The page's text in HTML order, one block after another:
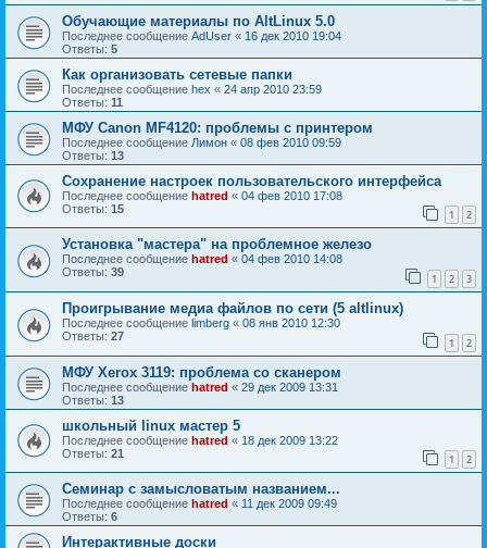
Обучающие материалы по AltLinux 5.0
Последнее сообщение AdUser « 16 дек 2010 19:04
Ответы: 5
Как организовать сетевые папки
Последнее сообщение hex « 24 апр 2010 23:59
Ответы: 11
МФУ Canon MF4120: проблемы с принтером
Последнее сообщение Лимон « 08 фев 2010 09:59
Ответы: 13
Сохранение настроек пользовательского интерфейса
Последнее сообщение hatred « 04 фев 2010 17:08
Ответы: 15 1 2
Установка "мастера" на проблемное железо
Последнее сообщение hatred « 04 фев 2010 14:08
Ответы: 39 1 2 3
Проигрывание медиа файлов по сети (5 altlinux)
Последнее сообщение limberg « 08 янв 2010 12:30
Ответы: 27 1 2
МФУ Xerox 3119: проблема со сканером
Последнее сообщение hatred « 29 дек 2009 13:31
Ответы: 13
школьный linux мастер 5
Последнее сообщение hatred « 18 дек 2009 13:22
Ответы: 21 1 2
Семинар с замысловатым названием...
Последнее сообщение hatred « 11 дек 2009 09:49
Ответы: 6
Интерактивные доски